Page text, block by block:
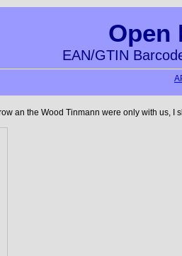
Open
EAN/GTIN
an the Wood Tinmann were only with us, I